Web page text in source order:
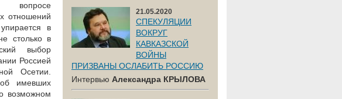
вопросе
отношений
в
столько в
выбор
Россией
Осетии.
имевших
возможном
21.05.2020
СПЕКУЛЯЦИИ
ВОКРУГ
КАВКАЗСКОЙ
ВОЙНЫ
ПРИЗВАНЫ ОСЛАБИТЬ РОССИЮ
Интервью Александра КРЫЛОВА